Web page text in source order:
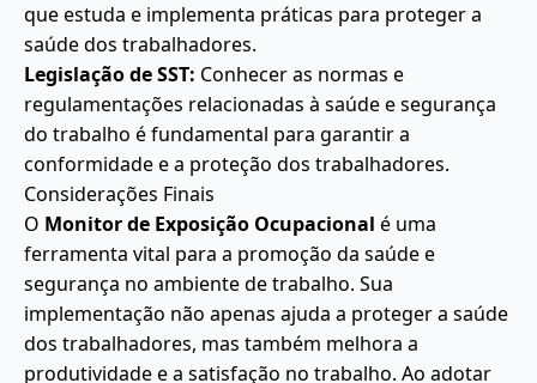
que estuda e implementa práticas para proteger a
saúde dos trabalhadores.
Legislação de SST: Conhecer as normas e
regulamentações relacionadas à saúde e segurança
do trabalho é fundamental para garantir a
conformidade e a proteção dos trabalhadores.
Considerações Finais
O Monitor de Exposição Ocupacional é uma
ferramenta vital para a promoção da saúde e
segurança no ambiente de trabalho. Sua
implementação não apenas ajuda a proteger a saúde
dos trabalhadores, mas também melhora a
produtividade e a satisfação no trabalho. Ao adotar